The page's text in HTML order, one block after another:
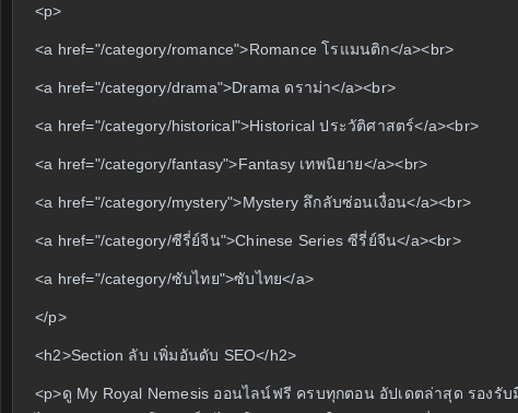
<p>
<a href="/category/romance">Romance โรแมนติก</a><br>
<a href="/category/drama">Drama ดราม่า</a><br>
<a href="/category/historical">Historical ประวัติศาสตร์</a><br>
<a href="/category/fantasy">Fantasy เทพนิยาย</a><br>
<a href="/category/mystery">Mystery ลึกลับซ่อนเงื่อน</a><br>
<a href="/category/ซีรี่ย์จีน">Chinese Series ซีรี่ย์จีน</a><br>
<a href="/category/ซับไทย">ซับไทย</a>
</p>
<h2>Section ลับ เพิ่มอันดับ SEO</h2>
<p>ดู My Royal Nemesis ออนไลน์ฟรี ครบทุกตอน อัปเดตล่าสุด รองรั